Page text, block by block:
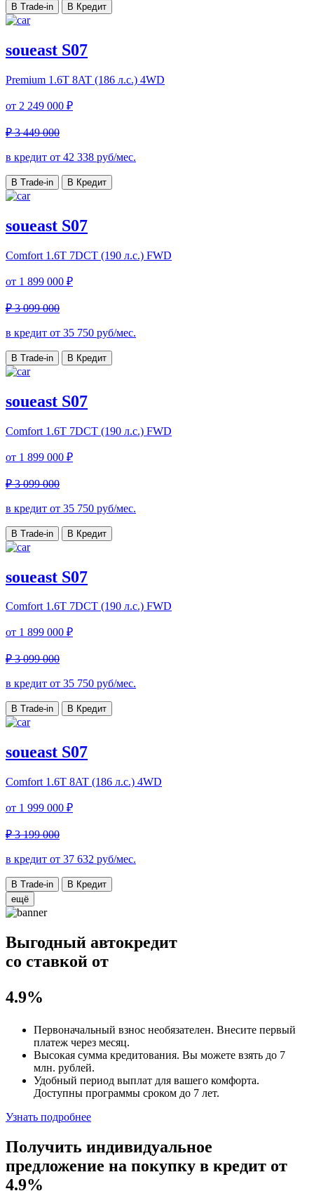
В Trade-in В Кредит
soueast S07
Premium 1.6T 8AT (186 л.с.) 4WD
от 2 249 000 ₽
₽ 3 449 000
в кредит от 42 338 руб/мес.
В Trade-in В Кредит
soueast S07
Comfort 1.6T 7DCT (190 л.с.) FWD
от 1 899 000 ₽
₽ 3 099 000
в кредит от 35 750 руб/мес.
В Trade-in В Кредит
soueast S07
Comfort 1.6T 7DCT (190 л.с.) FWD
от 1 899 000 ₽
₽ 3 099 000
в кредит от 35 750 руб/мес.
В Trade-in В Кредит
soueast S07
Comfort 1.6T 7DCT (190 л.с.) FWD
от 1 899 000 ₽
₽ 3 099 000
в кредит от 35 750 руб/мес.
В Trade-in В Кредит
soueast S07
Comfort 1.6T 8AT (186 л.с.) 4WD
от 1 999 000 ₽
₽ 3 199 000
в кредит от 37 632 руб/мес.
В Trade-in
В Кредит
ещё
Выгодный автокредит
со ставкой от
4.9%
Первоначальный взнос необязателен. Внесите первый
платеж через месяц.
Высокая сумма кредитования. Вы можете взять до 7
млн. рублей.
Удобный период выплат для вашего комфорта.
Доступны программы сроком до 7 лет.
Узнать подробнее
Получить индивидуальное
предложение на покупку в кредит от
4.9%